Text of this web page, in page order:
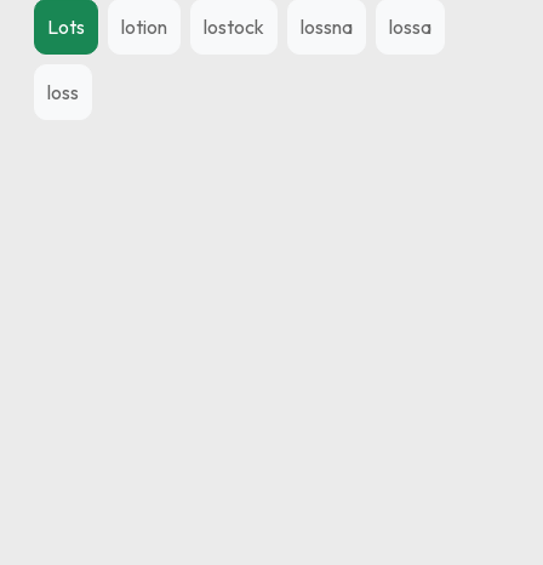
Lots lotion lostock lossna lossa
loss